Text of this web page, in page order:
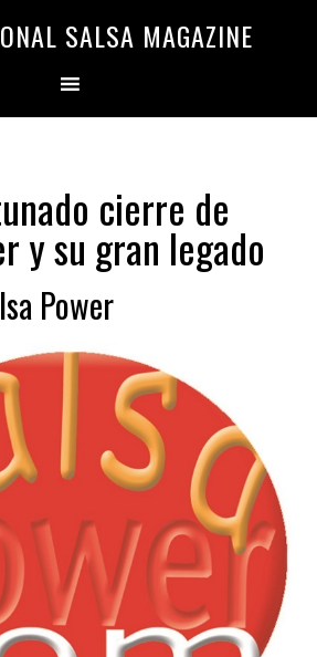
SALSA MAGAZINE
cierre de
y su gran legado
Power